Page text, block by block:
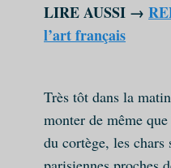
LIRE AUSSI →
l’art français
Très tôt dans la
monter de même
du cortège, les